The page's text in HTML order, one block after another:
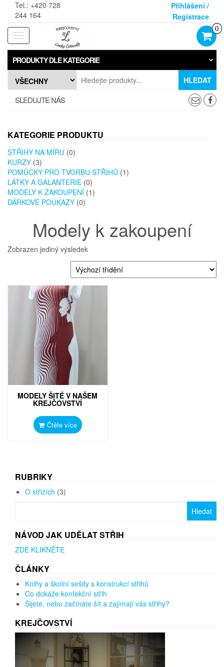
the
content
Tel.: +420 728
244 164
Přihlášení /
Registrace
Rozbalovací
navigace
0
PRODUKTY DLE KATEGORIE
HLEDAT
SLEDUJTE NÁS
KATEGORIE PRODUKTU
STŘIHY NA MÍRU (0)
KURZY (3)
POMŮCKY PRO TVORBU STŘIHŮ (1)
LÁTKY A GALANTERIE (0)
MODELY K ZAKOUPENÍ (1)
DÁRKOVÉ POUKAZY (0)
Modely k zakoupení
Zobrazen jediný výsledek
MODELY ŠITÉ V NAŠEM
KREJČOVSTVÍ
Čtěte více
RUBRIKY
O střizích (3)
NÁVOD JAK UDĚLAT STŘIH
ZDE KLIKNĚTE
ČLÁNKY
Knihy a školní sešity s konstrukcí střihů
Co dokáže konfekční střih
Šijete, nebo začínáte šít a zajímají vás střihy?
KREJČOVSTVÍ